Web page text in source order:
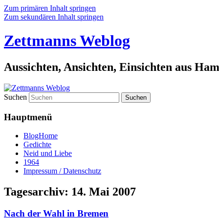
Zum primären Inhalt springen
Zum sekundären Inhalt springen
Zettmanns Weblog
Aussichten, Ansichten, Einsichten aus
Suchen
Hauptmenü
BlogHome
Gedichte
Neid und Liebe
1964
Impressum / Datenschutz
Tagesarchiv: 14. Mai 2007
Nach der Wahl in Bremen